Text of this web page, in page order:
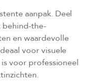
aanpak. Deel
behind-the-
en waardevolle
voor visuele
voor professioneel